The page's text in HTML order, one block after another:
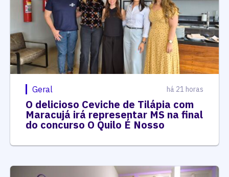
Geral há 21 horas
O delicioso Ceviche de Tilápia com
Maracujá irá representar MS na final
do concurso O Quilo É Nosso